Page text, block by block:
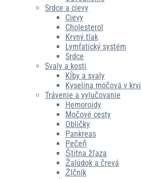
Srdce a cievy
Cievy
Cholesterol
Krvný tlak
Lymfatický systém
Srdce
Svaly a kosti
Kĺby a svaly
Kyselina močová v krvi
Trávenie a vylučovanie
Hemoroidy
Močové cesty
Obličky
Pankreas
Pečeň
Štítna žľaza
Žalúdok a črevá
Žlčník